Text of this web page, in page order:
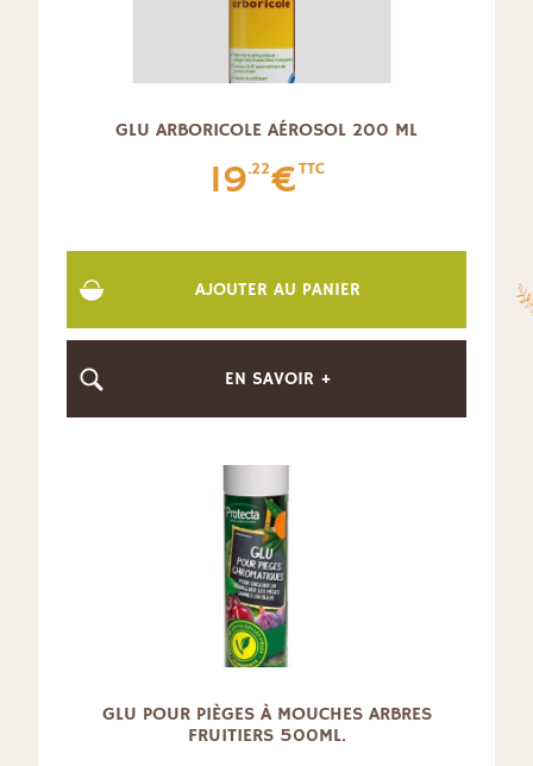
GLU ARBORICOLE AÉROSOL 200 ML
19.22€TTC
AJOUTER AU PANIER
EN SAVOIR +
GLU POUR PIÈGES À MOUCHES ARBRES
FRUITIERS 500ML.